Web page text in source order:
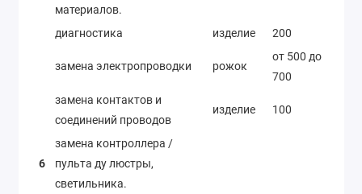
материалов.
диагностика
изделие 200
замена электропроводки рожок
от 500 до
700
замена контактов и
соединений проводов
изделие 100
6
замена контроллера /
пульта ду люстры,
светильника.